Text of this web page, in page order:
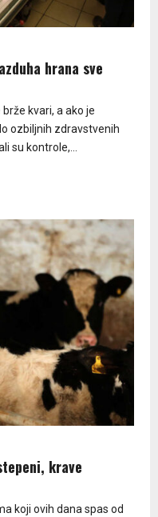
hrana sve
kvari, a ako je
ozbiljnih zdravstvenih
su kontrole,...
krave
koji ovih dana spas od